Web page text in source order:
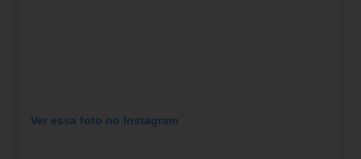
Ver essa foto no Instagram